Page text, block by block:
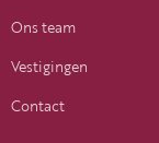
Ons team
Vestigingen
Contact